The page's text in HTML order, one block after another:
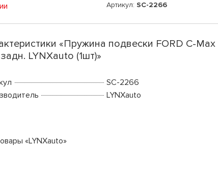
Артикул: SC-2266
«Пружина подвески FORD C-Max
LYNXauto (1шт)»
SC-2266
LYNXauto
«LYNXauto»